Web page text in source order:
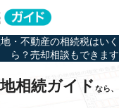
・不動産の相続税はいく
ら？売却相談もできます
相続ガイドなら、